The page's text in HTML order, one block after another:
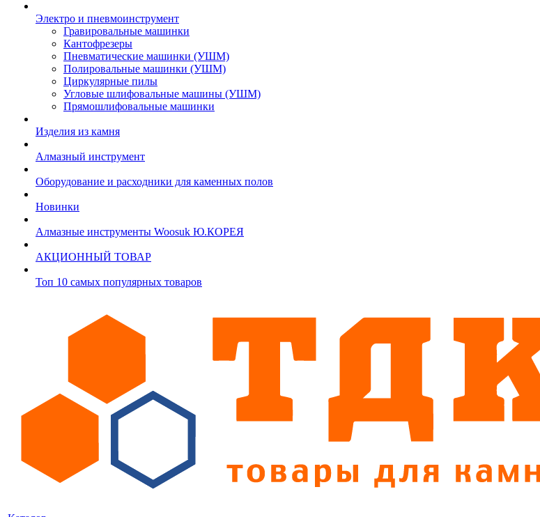
Электро и пневмоинструмент
Гравировальные машинки
Кантофрезеры
Пневматические машинки (УШМ)
Полировальные машинки (УШМ)
Циркулярные пилы
Угловые шлифовальные машины (УШМ)
Прямошлифовальные машинки
Изделия из камня
Алмазный инструмент
Оборудование и расходники для каменных полов
Новинки
Алмазные инструменты Woosuk Ю.КОРЕЯ
АКЦИОННЫЙ ТОВАР
Топ 10 самых популярных товаров